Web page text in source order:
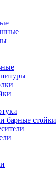
барные стойки